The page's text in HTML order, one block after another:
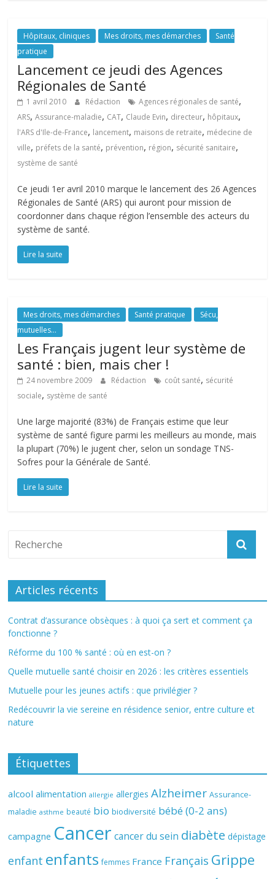
Hôpitaux, cliniques Mes droits, mes démarches
Santé
pratique
Lancement ce jeudi des Agences
Régionales de Santé
1 avril 2010 Rédaction Agences régionales de santé,
ARS,Assurance-maladie, CAT, Claude Evin, directeur, hôpitaux,
l'ARS d'Ile-de-France, lancement, maisons de retraite, médecine de
ville, préfets de la santé, prévention, région, sécurité sanitaire,
système de santé
Ce jeudi 1er avril 2010 marque le lancement des 26 Agences
Régionales de Santé (ARS) qui auront pour mission de
coordonner dans chaque région l’ensemble des acteurs du
système de santé.
Lire la suite
Mes droits, mes démarches Santé pratique
Sécu,
mutuelles...
Les Français jugent leur système de
santé : bien, mais cher !
24 novembre 2009 Rédaction coût santé, sécurité
sociale, système de santé
Une large majorité (83%) de Français estime que leur
système de santé figure parmi les meilleurs au monde, mais
la plupart (70%) le jugent cher, selon un sondage TNS-
Sofres pour la Générale de Santé.
Lire la suite
Articles récents
Contrat d’assurance obsèques : à quoi ça sert et comment ça
fonctionne ?
Réforme du 100 % santé : où en est-on ?
Quelle mutuelle santé choisir en 2026 : les critères essentiels
Mutuelle pour les jeunes actifs : que privilégier ?
Redécouvrir la vie sereine en résidence senior, entre culture et
nature
Étiquettes
alcool alimentation allergie allergies Alzheimer Assurance-
maladie asthme beauté bio biodiversité bébé (0-2 ans)
campagne Cancer cancer du sein diabète dépistage
enfant enfants femmes France Français Grippe